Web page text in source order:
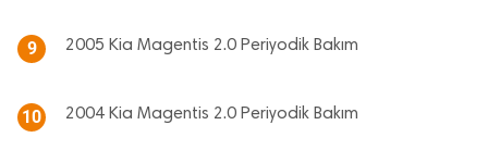
9 2005 Kia Magentis 2.0 Periyodik Bakım
10 2004 Kia Magentis 2.0 Periyodik Bakım